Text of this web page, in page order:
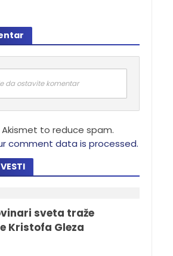
da ostavite komentar
Akismet to reduce spam.
comment data is processed.
sveta traže
Kristofa Gleza